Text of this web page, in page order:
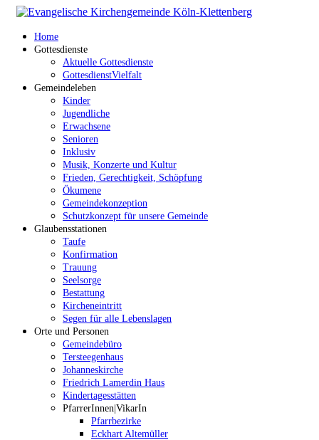
Home
Gottesdienste
Aktuelle Gottesdienste
GottesdienstVielfalt
Gemeindeleben
Kinder
Jugendliche
Erwachsene
Senioren
Inklusiv
Musik, Konzerte und Kultur
Frieden, Gerechtigkeit, Schöpfung
Ökumene
Gemeindekonzeption
Schutzkonzept für unsere Gemeinde
Glaubensstationen
Taufe
Konfirmation
Trauung
Seelsorge
Bestattung
Kircheneintritt
Segen für alle Lebenslagen
Orte und Personen
Gemeindebüro
Tersteegenhaus
Johanneskirche
Friedrich Lamerdin Haus
Kindertagesstätten
PfarrerInnen|VikarIn
Pfarrbezirke
Eckhart Altemüller